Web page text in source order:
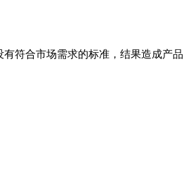
符合市场需求的标准，结果造成产品